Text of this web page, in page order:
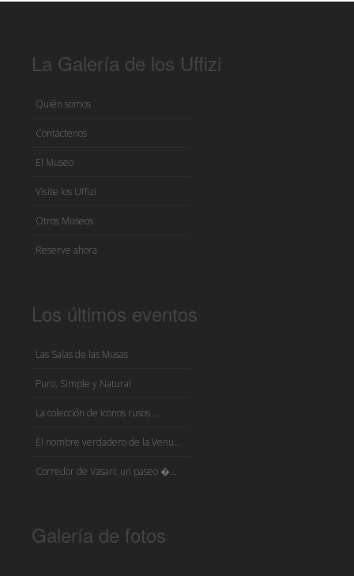
La Galería de los Uffizi
Quién somos
Contáctenos
El Museo
Visite los Uffizi
Otros Museos
Reserve ahora
Los últimos eventos
Las Salas de las Musas
Puro, Simple y Natural
La colección de iconos rusos ...
El nombre verdadero de la Venu...
Corredor de Vasari: un paseo �...
Galería de fotos